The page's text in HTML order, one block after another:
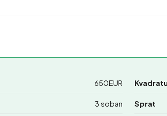
650EUR
3 soban Sprat